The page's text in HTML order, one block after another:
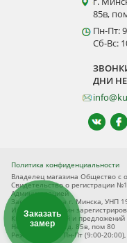
85в,
Пн-Пт:
Сб-Вс:
ДНИ
Политика конфиденциальности
Владелец магазина Общество с
Свидетельство о регистрации
Администрацией
Заводского р-на г. Минска, УНП
Интернет-магазин
Книга замечаний и
Независимости, д. 85в, пом 80
Режим работы Пн-Пт (9:00-
Заказать
замер